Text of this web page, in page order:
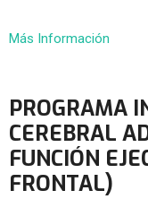
Más Información
PROGRAMA
CEREBRAL
FUNCIÓN
FRONTAL)